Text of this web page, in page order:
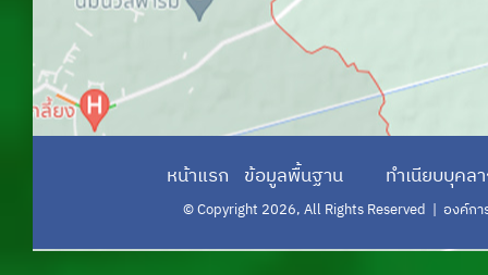
หน้าแรก ข้อมูลพื้นฐาน ทำเนียบบุคล
© Copyright 2026, All Rights Reserved | องค์ก